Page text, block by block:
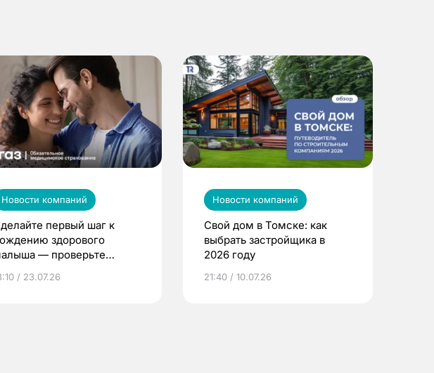
Новости компаний
первый шаг к
здорового
— проверьте
ОМС!
/ 23.07.26
Новости компаний
Свой дом в Томске: как
выбрать застройщика в
2026 году
21:40 / 10.07.26